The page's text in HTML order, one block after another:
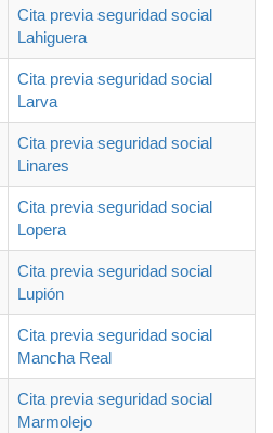
Cita previa seguridad social
Lahiguera
Cita previa seguridad social
Larva
Cita previa seguridad social
Linares
Cita previa seguridad social
Lopera
Cita previa seguridad social
Lupión
Cita previa seguridad social
Mancha Real
Cita previa seguridad social
Marmolejo